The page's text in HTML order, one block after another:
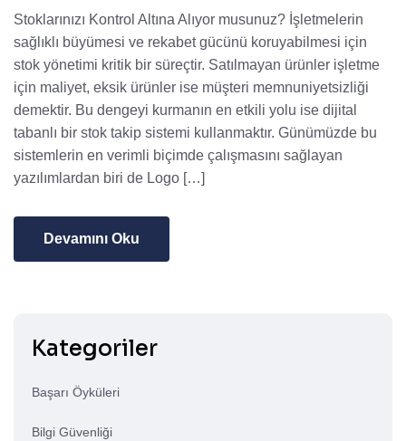
Stoklarınızı Kontrol Altına Alıyor musunuz? İşletmelerin
sağlıklı büyümesi ve rekabet gücünü koruyabilmesi için
stok yönetimi kritik bir süreçtir. Satılmayan ürünler işletme
için maliyet, eksik ürünler ise müşteri memnuniyetsizliği
demektir. Bu dengeyi kurmanın en etkili yolu ise dijital
tabanlı bir stok takip sistemi kullanmaktır. Günümüzde bu
sistemlerin en verimli biçimde çalışmasını sağlayan
yazılımlardan biri de Logo […]
Devamını Oku
Kategoriler
Başarı Öyküleri
Bilgi Güvenliği